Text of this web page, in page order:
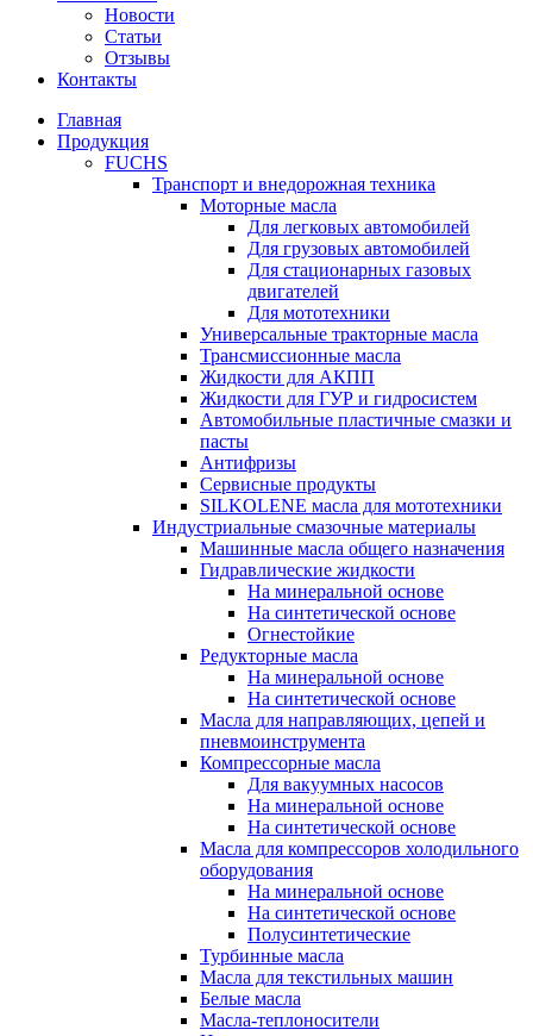
Новости
Статьи
Отзывы
Контакты
Главная
Продукция
FUCHS
Транспорт и внедорожная техника
Моторные масла
Для легковых автомобилей
Для грузовых автомобилей
Для стационарных газовых
двигателей
Для мототехники
Универсальные тракторные масла
Трансмиссионные масла
Жидкости для АКПП
Жидкости для ГУР и гидросистем
Автомобильные пластичные смазки и
пасты
Антифризы
Сервисные продукты
SILKOLENE масла для мототехники
Индустриальные смазочные материалы
Машинные масла общего назначения
Гидравлические жидкости
На минеральной основе
На синтетической основе
Огнестойкие
Редукторные масла
На минеральной основе
На синтетической основе
Масла для направляющих, цепей и
пневмоинструмента
Компрессорные масла
Для вакуумных насосов
На минеральной основе
На синтетической основе
Масла для компрессоров холодильного
оборудования
На минеральной основе
На синтетической основе
Полусинтетические
Турбинные масла
Масла для текстильных машин
Белые масла
Масла-теплоносители